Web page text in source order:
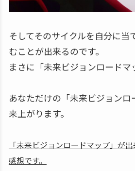
そしてそのサイクルを自分に当
むことが出来るのです。
まさに「未来ビジョンロードマ
あなただけの「未来ビジョンロ
来上がります。
「未来ビジョンロードマップ」が
感想です。